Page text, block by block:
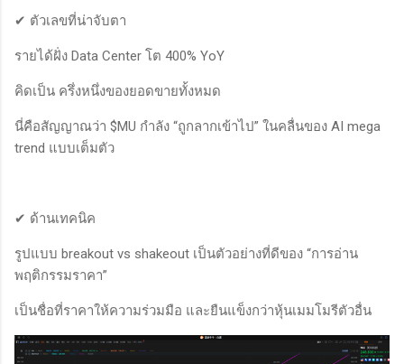
✔ ตัวเลขที่น่าจับตา
รายได้ฝั่ง Data Center โต 400% YoY
คิดเป็น ครึ่งหนึ่งของยอดขายทั้งหมด
นี่คือสัญญาณว่า $MU กำลัง “ถูกลากเข้าไป” ในคลื่นของ AI mega
trend แบบเต็มตัว
✔ ด้านเทคนิค
รูปแบบ breakout vs shakeout เป็นตัวอย่างที่ดีของ “การอ่าน
พฤติกรรมราคา”
เป็นชื่อที่ราคาให้ความร่วมมือ และยืนแข็งกว่าหุ้นเมมโมรีตัวอื่น